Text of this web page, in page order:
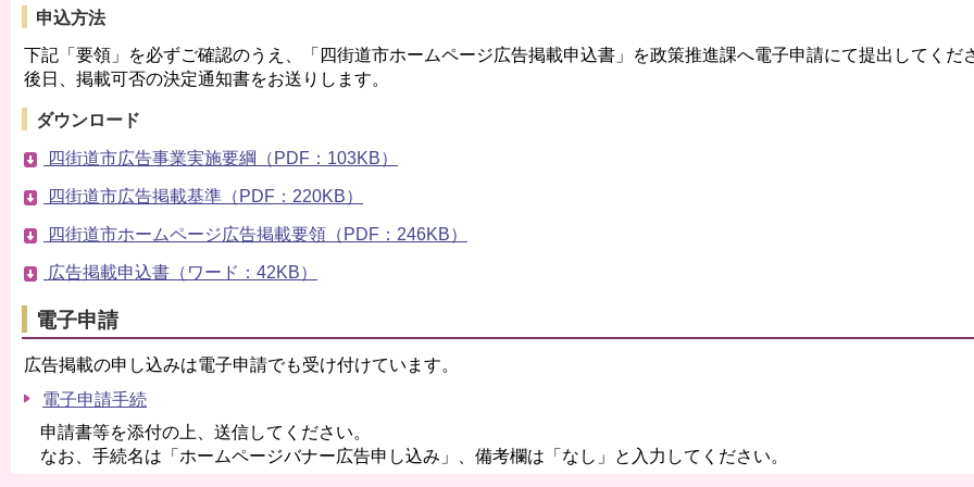
申込方法
下記「要領」を必ずご確認のうえ、「四街道市ホームページ広告掲載申込書」を政策推進課へ電子申請にて提出してくだ
後日、掲載可否の決定通知書をお送りします。
ダウンロード
四街道市広告事業実施要綱（PDF：103KB）
四街道市広告掲載基準（PDF：220KB）
四街道市ホームページ広告掲載要領（PDF：246KB）
広告掲載申込書（ワード：42KB）
電子申請
広告掲載の申し込みは電子申請でも受け付けています。
電子申請手続
申請書等を添付の上、送信してください。
なお、手続名は「ホームページバナー広告申し込み」、備考欄は「なし」と入力してください。